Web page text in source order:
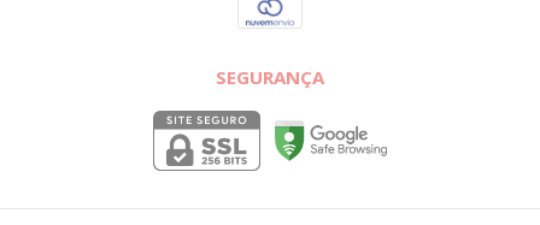
SEGURANÇA